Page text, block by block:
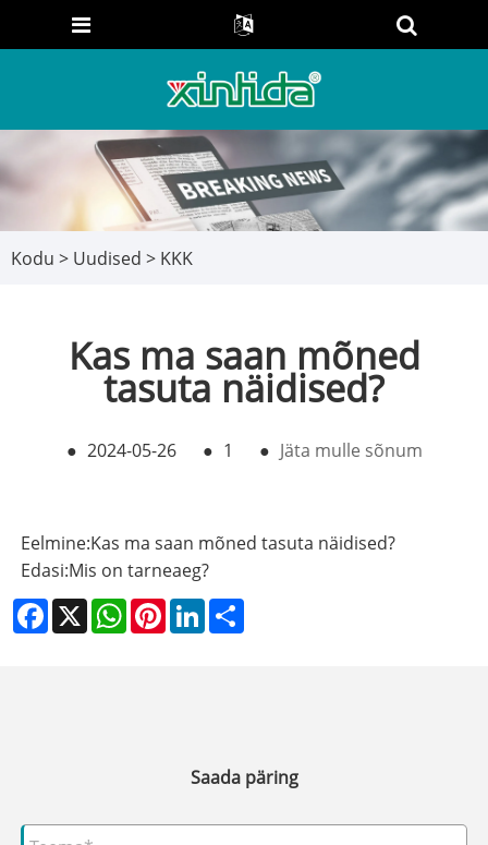
Kodu > Uudised > KKK
Kas ma saan mõned
tasuta näidised?
● 2024-05-26 ● 1 ● Jäta mulle sõnum
Eelmine:Kas ma saan mõned tasuta näidised?
Edasi:Mis on tarneaeg?
Facebook
X WhatsApp
PinterestLinkedIn
Saada päring